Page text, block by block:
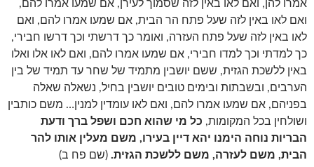
אמרו להן, ואם לאו באין לזה שסמוך לעירן, אם שמעו אמרו להם,
ואם לאו באין לזה שעל פתח הר הבית, אם שמעו אמרו להם, ואם
לאו באין לזה שעל פתח העזרה, ואומר כך דרשתי וכך דרשו חבירי,
כך למדתי וכך למדו חבירי, אם שמעו אמרו להם, ואם לאו אלו ואלו
באין ללשכת הגזית, ששם יושבין מתמיד של שחר עד תמיד של בין
הערבים, ובשבתות ובימים טובים יושבין בחיל, נשאלה שאלה
בפניהם, אם שמעו אמרו להם, ואם לאו עומדין למנין… משם כותבין
ושולחין בכל המקומות, כל מי שהוא חכם ושפל ברך ודעת
הבריות נוחה הימנו יהא דיין בעירו, משם מעלין אותו להר
הבית, משם לעזרה, משם ללשכת הגזית. (שם פח ב)